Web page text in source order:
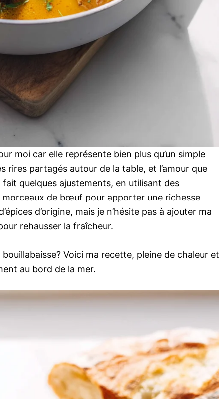
moi car elle représente bien plus qu’un simple
rires partagés autour de la table, et l’amour que
fait quelques ajustements, en utilisant des
de bœuf pour apporter une richesse
d’origine, mais je n’hésite pas à ajouter ma
rehausser la fraîcheur.
Voici ma recette, pleine de chaleur et
au bord de la mer.